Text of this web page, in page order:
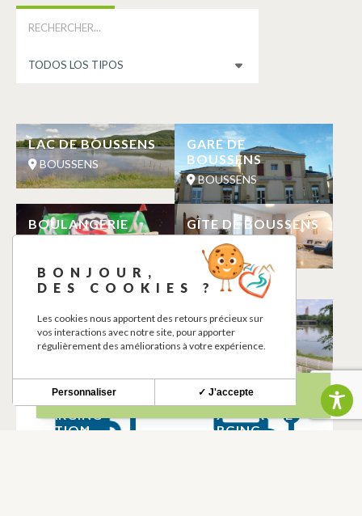
LAC DE BOUSSENS
BOUSSENS
GARE DE
BOUSSENS
BOUSSENS
BOULANGERIE
PATISSERIE
BOUSSENS
GÎTE DE BOUSSENS
BOUSSENS
LA MAISON
D’AMANDINE
BOUSSENS
PISCINE
MUNICIPALE DE
BOUSSENS
CHARGING
STATION
PROXI MARCHÉ
CHARGING
BONJOUR,
DES COOKIES ?
Les cookies nous apportent des retours précieux sur
vos interactions avec notre site, pour apporter
régulièrement des améliorations à votre expérience.
✓ J'accepte
Personnaliser